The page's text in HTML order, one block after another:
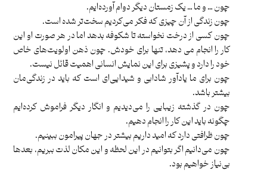
چون … و ما … یک زمستان دیگر دوام آورده‌ایم.
چون زندگی‌ از آن چیزی که فکر می‌کردیم سخت‌تر شده است.
چون کسی از درخت نخواسته تا شکوفه بدهد اما در هر صورت او این
کار را انجام می دهد، تنها برای خودش. چون ذهن اولویت‌های خاص
خود را دارد و پشیزی برای این نمایش انسانی اهمیت قائل نیست.
چون برای ما یادآور شادابی و شیدایی‌‌ای است که باید در زندگی‌مان
بیشتر باشد.
چون در گذشته زیبایی را می‌دیدیم و انگار دیگر فراموش کرده‌ایم
چگونه باید این‌ کار را انجام دهیم.
چون ظرافتی دارد که امید داریم بیشتر در جهان پیرامون ببینیم.
چون می‌دانیم اگر بتوانیم در این لحظه و این مکان لذت ببریم، بعدها
بی‌نیاز خواهیم بود.